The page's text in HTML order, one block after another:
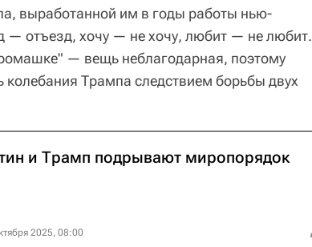
выработанной им в годы работы нью-
— отъезд, хочу — не хочу, любит — не любит.
— вещь неблагодарная, поэтому
колебания Трампа следствием борьбы двух
и Трамп подрывают миропорядок
2025, 08:00